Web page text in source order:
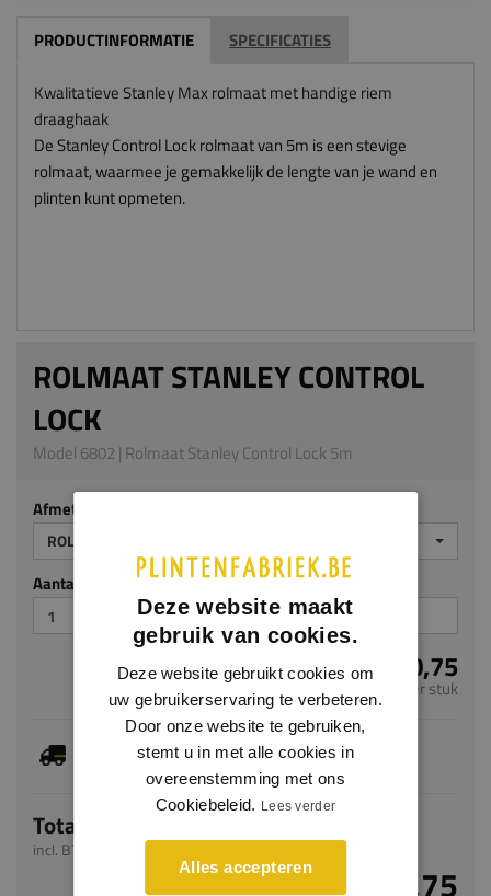
PRODUCTINFORMATIE SPECIFICATIES
Kwalitatieve Stanley Max rolmaat met handige riem
draaghaak
De Stanley Control Lock rolmaat van 5m is een stevige
rolmaat, waarmee je gemakkelijk de lengte van je wand en
plinten kunt opmeten.
ROLMAAT STANLEY CONTROL
LOCK
Model 6802 | Rolmaat Stanley Control Lock 5m
Afmeting
ROLMAAT STANLEY CONTROL LOCK 5M
Aantal stuks
€ 20,75
per stuk
Dit artikel is voorradig, de verwachte levertijd
bedraagt 1-3 werkdagen
Totaal
incl. BTW
€ 20,75
Deze website maakt
gebruik van cookies.
Deze website gebruikt cookies om
uw gebruikerservaring te verbeteren.
Door onze website te gebruiken,
stemt u in met alle cookies in
overeenstemming met ons
Cookiebeleid. Lees verder
Alles accepteren